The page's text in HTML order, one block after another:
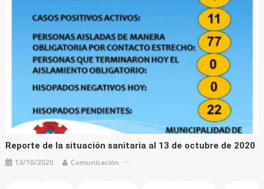
Reporte de la situación sanitaria al 13 de octubre de 2020
13/10/2020 Comunicación